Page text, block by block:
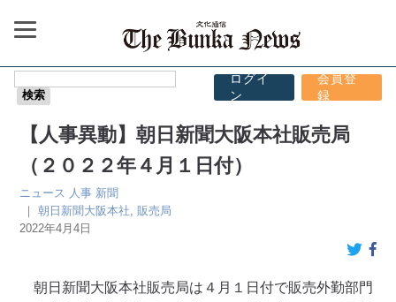
ログイ
ン
会員登
録
【人事異動】朝日新聞大阪本社販売局
（２０２２年４月１日付）
ニュース 人事 新聞
｜朝日新聞大阪本社 ,販売局
2022年4月4日
朝日新聞大阪本社販売局は４月１日付で販売外勤部門